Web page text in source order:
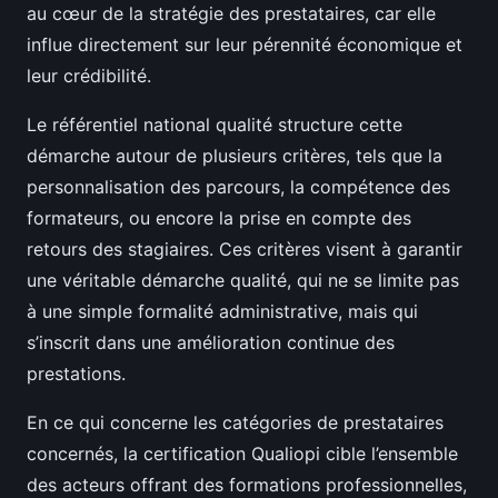
au cœur de la stratégie des prestataires, car elle
influe directement sur leur pérennité économique et
leur crédibilité.
Le référentiel national qualité structure cette
démarche autour de plusieurs critères, tels que la
personnalisation des parcours, la compétence des
formateurs, ou encore la prise en compte des
retours des stagiaires. Ces critères visent à garantir
une véritable démarche qualité, qui ne se limite pas
à une simple formalité administrative, mais qui
s’inscrit dans une amélioration continue des
prestations.
En ce qui concerne les catégories de prestataires
concernés, la certification Qualiopi cible l’ensemble
des acteurs offrant des formations professionnelles,